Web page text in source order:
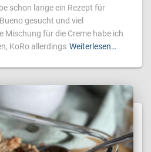
schon lange ein Rezept für
gesucht und viel
Mischung für die Creme habe ich
KoRo allerdings Weiterlesen…